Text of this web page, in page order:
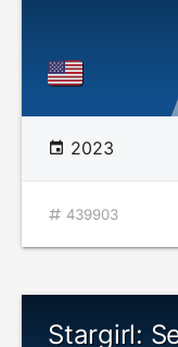
2023
439903
Stargirl: